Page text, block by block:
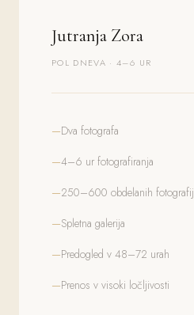
Jutranja Zora
POL DNEVA · 4–6 UR
Dva fotografa
4–6 ur fotografiranja
250–600 obdelanih fotografij
Spletna galerija
Predogled v 48–72 urah
Prenos v visoki ločljivosti